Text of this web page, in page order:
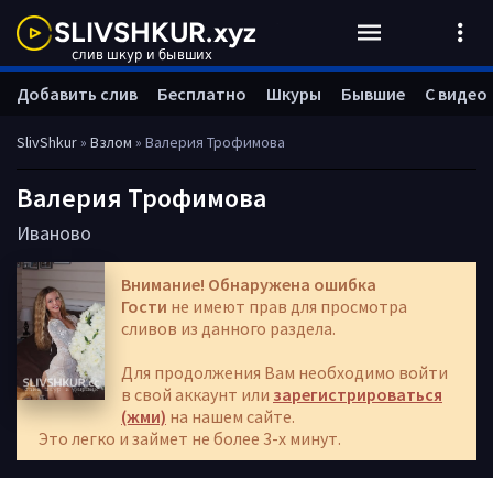
SlivShkur» Взлом » Валерия Трофимова
Валерия Трофимова
Иваново
Внимание! Обнаружена ошибка
Гости не имеют прав для просмотра
сливов из данного раздела.
Для продолжения Вам необходимо войти
в свой аккаунт или зарегистрироваться
(жми) на нашем сайте.
Это легко и займет не более 3-х минут.
Добавить слив Бесплатно Шкуры Бывшие С видео